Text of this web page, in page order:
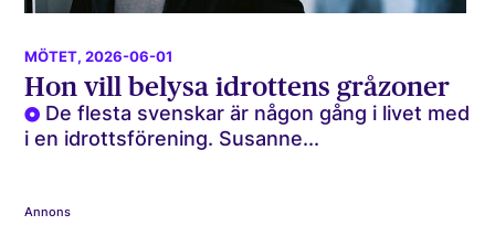
MÖTET, 2026-06-01
Hon vill belysa idrottens gråzoner
De flesta svenskar är någon gång i livet med
i en idrottsförening. Susanne...
Annons